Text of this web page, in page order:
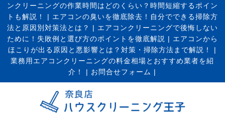
ンクリーニングの作業時間はどのくらい？時間短縮するポイン
トも解説！
| エアコンの臭いを徹底除去！自分でできる掃除方
法と原因別対策法とは？
| エアコンクリーニングで後悔しない
ために！失敗例と選び方のポイントを徹底解説 | エアコンから
ほこりが出る原因と悪影響とは？対策・掃除方法まで解説！
|
業務用エアコンクリーニングの料金相場とおすすめ業者を紹
介！
| お問合せフォーム |